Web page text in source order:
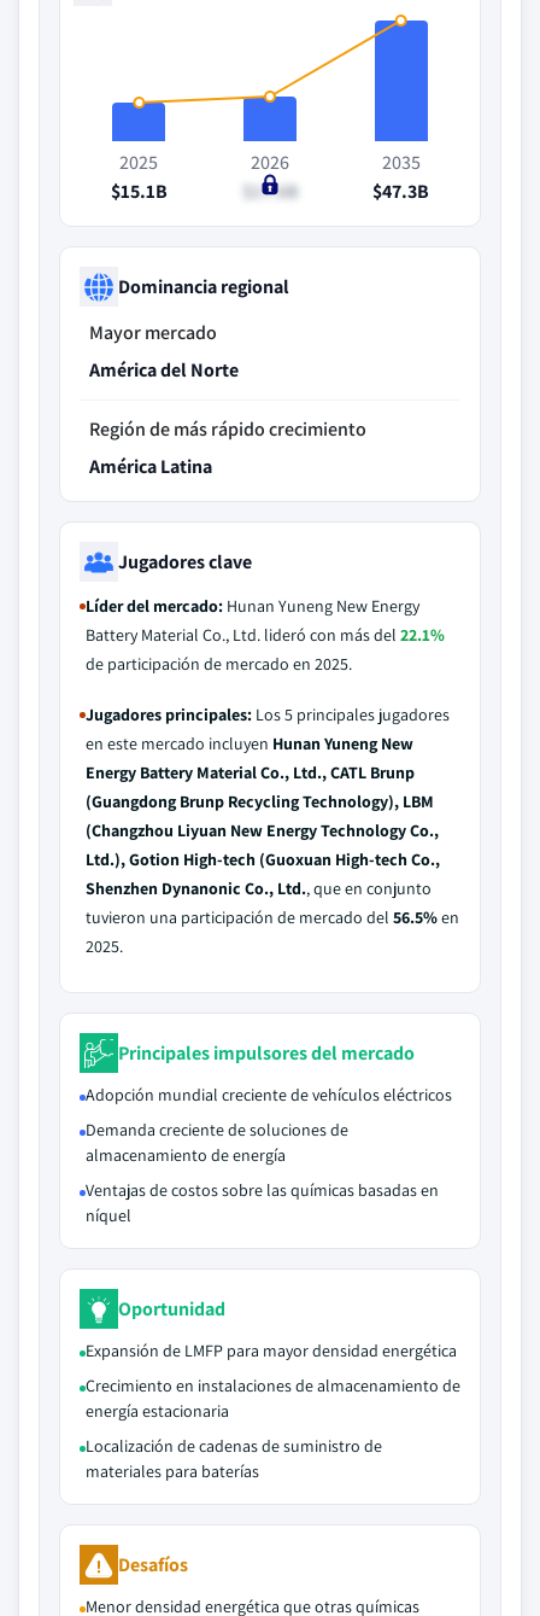
2025
$15.1B
2026
$17.6B
2035
$47.3B
Dominancia regional
Mayor mercado
América del Norte
Región de más rápido crecimiento
América Latina
Jugadores clave
Líder del mercado: Hunan Yuneng New Energy
Battery Material Co., Ltd. lideró con más del 22.1%
de participación de mercado en 2025.
Jugadores principales: Los 5 principales jugadores
en este mercado incluyen Hunan Yuneng New
Energy Battery Material Co., Ltd., CATL Brunp
(Guangdong Brunp Recycling Technology), LBM
(Changzhou Liyuan New Energy Technology Co.,
Ltd.), Gotion High-tech (Guoxuan High-tech Co.,
Shenzhen Dynanonic Co., Ltd., que en conjunto
tuvieron una participación de mercado del 56.5%en
2025.
Principales impulsores del mercado
Adopción mundial creciente de vehículos eléctricos
Demanda creciente de soluciones de
almacenamiento de energía
Ventajas de costos sobre las químicas basadas en
níquel
Oportunidad
Expansión de LMFP para mayor densidad energética
Crecimiento en instalaciones de almacenamiento de
energía estacionaria
Localización de cadenas de suministro de
materiales para baterías
Desafíos
Menor densidad energética que otras químicas